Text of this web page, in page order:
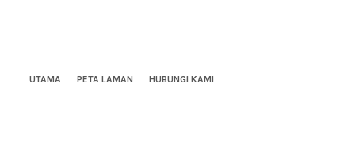
UTAMA PETA LAMAN HUBUNGI KAMI